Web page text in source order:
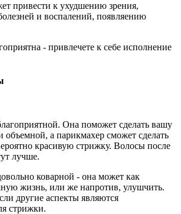
привести к ухудшению зрения,
и воспалений, появляению
- привлечете к себе исполнение
Она поможет сделать вашу
а парикмахер сможет сделать
красивую стрижку. Волосы после
лучше.
коварной - она может как
жизнь, или же напротив, улушчить.
другие аспекты являются
стрижки.